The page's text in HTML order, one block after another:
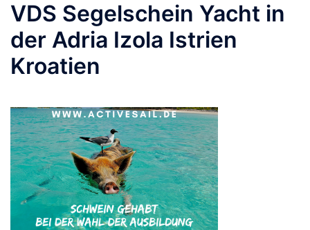
VDS Segelschein Yacht in
der Adria Izola Istrien
Kroatien